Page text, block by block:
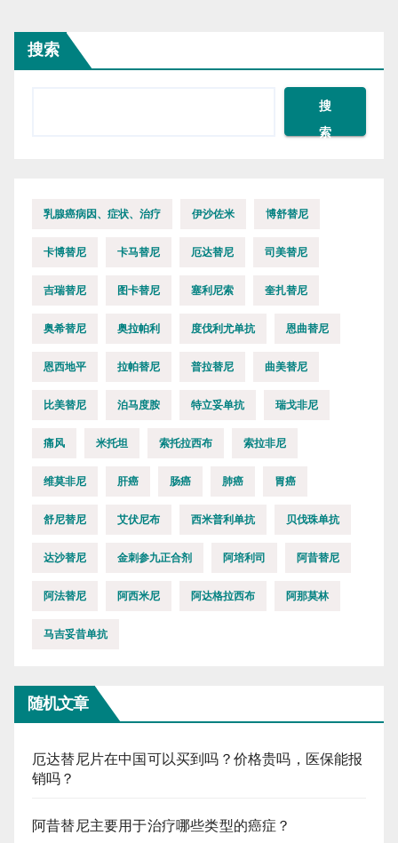
搜索
搜
索
乳腺癌病因、症状、治疗 伊沙佐米 博舒替尼
卡博替尼 卡马替尼 厄达替尼 司美替尼
吉瑞替尼 图卡替尼 塞利尼索 奎扎替尼
奥希替尼 奥拉帕利 度伐利尤单抗 恩曲替尼
恩西地平 拉帕替尼 普拉替尼 曲美替尼
比美替尼 泊马度胺 特立妥单抗 瑞戈非尼
痛风 米托坦 索托拉西布 索拉非尼
维莫非尼 肝癌 肠癌 肺癌 胃癌
舒尼替尼 艾伏尼布 西米普利单抗 贝伐珠单抗
达沙替尼 金刺参九正合剂 阿培利司 阿昔替尼
阿法替尼 阿西米尼 阿达格拉西布 阿那莫林
马吉妥昔单抗
随机文章
厄达替尼片在中国可以买到吗？价格贵吗，医保能报
销吗？
阿昔替尼主要用于治疗哪些类型的癌症？